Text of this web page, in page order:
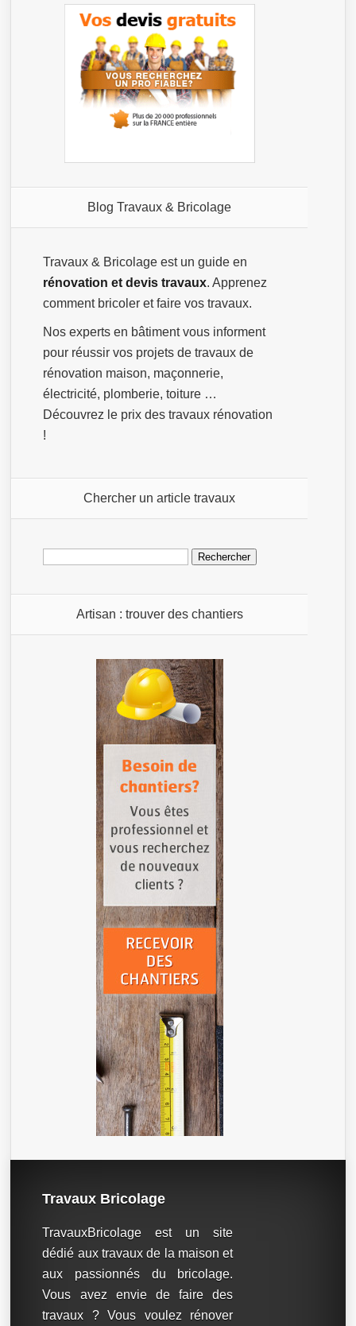
Blog Travaux & Bricolage
Travaux & Bricolage est un guide en
rénovation et devis travaux. Apprenez
comment bricoler et faire vos travaux.
Nos experts en bâtiment vous informent
pour réussir vos projets de travaux de
rénovation maison, maçonnerie,
électricité, plomberie, toiture …
Découvrez le prix des travaux rénovation
!
Chercher un article travaux
Rechercher :
Artisan : trouver des chantiers
Travaux Bricolage
TravauxBricolage est un site
dédié aux travaux de la maison et
aux passionnés du bricolage.
Vous avez envie de faire des
travaux ? Vous voulez rénover